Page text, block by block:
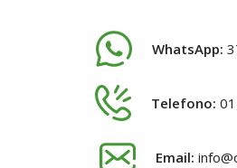
WhatsApp:
Telefono:
Email: